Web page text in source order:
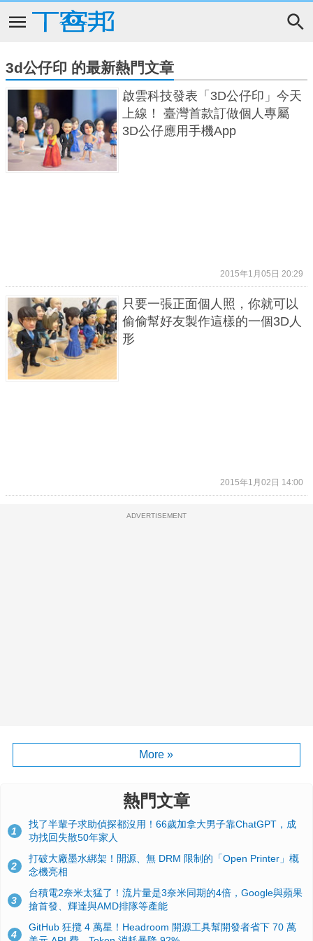
3d公仔印 的最新熱門文章
啟雲科技發表「3D公仔印」今天
上線！ 臺灣首款訂做個人專屬
3D公仔應用手機App
2015年1月05日 20:29
只要一張正面個人照，你就可以
偷偷幫好友製作這樣的一個3D人
形
2015年1月02日 14:00
ADVERTISEMENT
More »
熱門文章
1
找了半輩子求助偵探都沒用！66歲加拿大男子靠ChatGPT，成
功找回失散50年家人
2
打破大廠墨水綁架！開源、無 DRM 限制的「Open Printer」概
念機亮相
3
台積電2奈米太猛了！流片量是3奈米同期的4倍，Google與蘋果
搶首發、輝達與AMD排隊等產能
4
GitHub 狂攬 4 萬星！Headroom 開源工具幫開發者省下 70 萬